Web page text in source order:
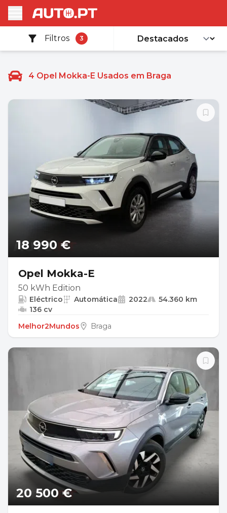
Filtros 3
4 Opel Mokka-E Usados em Braga
18 990 €
Opel Mokka-E
50 kWh Edition
Eléctrico Automática 2022
54.360 km
136 cv
Melhor2Mundos
Braga
20 500 €